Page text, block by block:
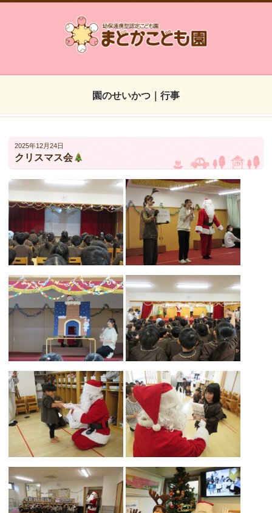
園のせいかつ｜行事
2025年12月24日
クリスマス会